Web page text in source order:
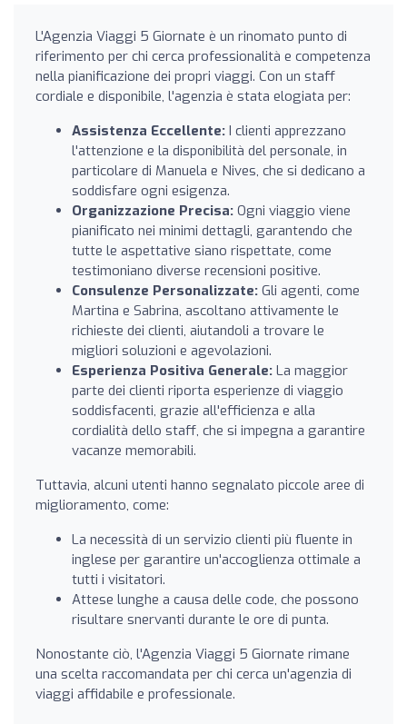
L'Agenzia Viaggi 5 Giornate è un rinomato punto di
riferimento per chi cerca professionalità e competenza
nella pianificazione dei propri viaggi. Con un staff
cordiale e disponibile, l'agenzia è stata elogiata per:
Assistenza Eccellente: I clienti apprezzano
l'attenzione e la disponibilità del personale, in
particolare di Manuela e Nives, che si dedicano a
soddisfare ogni esigenza.
Organizzazione Precisa: Ogni viaggio viene
pianificato nei minimi dettagli, garantendo che
tutte le aspettative siano rispettate, come
testimoniano diverse recensioni positive.
Consulenze Personalizzate: Gli agenti, come
Martina e Sabrina, ascoltano attivamente le
richieste dei clienti, aiutandoli a trovare le
migliori soluzioni e agevolazioni.
Esperienza Positiva Generale: La maggior
parte dei clienti riporta esperienze di viaggio
soddisfacenti, grazie all'efficienza e alla
cordialità dello staff, che si impegna a garantire
vacanze memorabili.
Tuttavia, alcuni utenti hanno segnalato piccole aree di
miglioramento, come:
La necessità di un servizio clienti più fluente in
inglese per garantire un'accoglienza ottimale a
tutti i visitatori.
Attese lunghe a causa delle code, che possono
risultare snervanti durante le ore di punta.
Nonostante ciò, l'Agenzia Viaggi 5 Giornate rimane
una scelta raccomandata per chi cerca un'agenzia di
viaggi affidabile e professionale.